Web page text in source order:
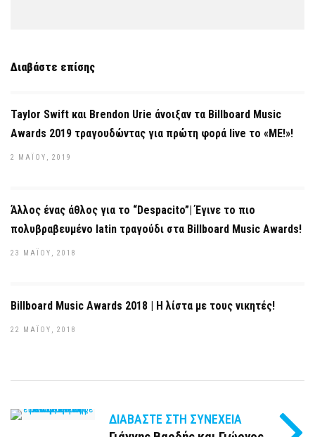
Διαβάστε επίσης
Taylor Swift και Brendon Urie άνοιξαν τα Billboard Music
Awards 2019 τραγουδώντας για πρώτη φορά live το «ME!»!
2 ΜΑΪ́ΟΥ, 2019
Άλλος ένας άθλος για το “Despacito”| Έγινε το πιο
πολυβραβευμένο latin τραγούδι στα Billboard Music Awards!
23 ΜΑΪ́ΟΥ, 2018
Billboard Music Awards 2018 | Η λίστα με τους νικητές!
22 ΜΑΪ́ΟΥ, 2018
ΔΙΑΒΆΣΤΕ ΣΤΗ ΣΥΝΈΧΕΙΑ